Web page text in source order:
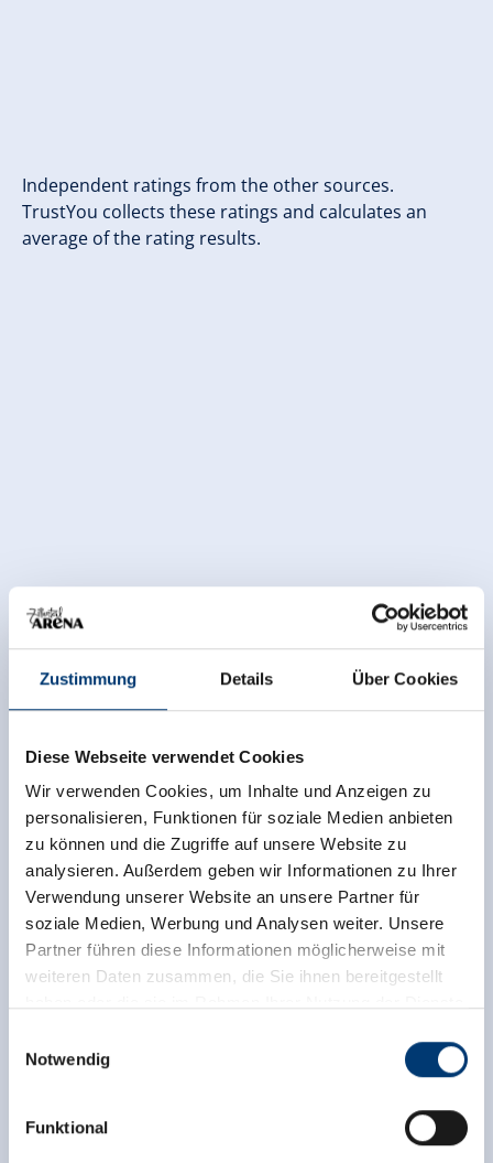
Zustimmung Details Über Cookies
Diese Webseite verwendet Cookies
Wir verwenden Cookies, um Inhalte und Anzeigen zu
personalisieren, Funktionen für soziale Medien anbieten
zu können und die Zugriffe auf unsere Website zu
analysieren. Außerdem geben wir Informationen zu Ihrer
Verwendung unserer Website an unsere Partner für
soziale Medien, Werbung und Analysen weiter. Unsere
Partner führen diese Informationen möglicherweise mit
weiteren Daten zusammen, die Sie ihnen bereitgestellt
Rohr 23// A-6280 Zell am Ziller
Notwendig
Funktional
Independent ratings from the other sources.
TrustYou collects these ratings and calculates an
average of the rating results.